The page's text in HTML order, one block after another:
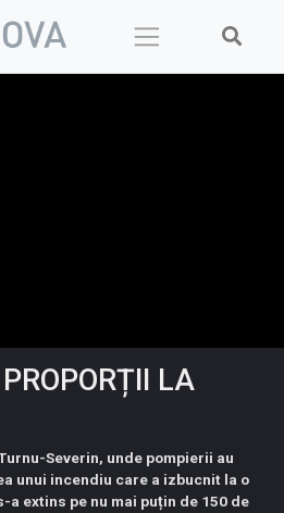
LA
Severin, unde pompierii au
unui incendiu care a izbucnit la o
a extins pe nu mai puțin de 150 de